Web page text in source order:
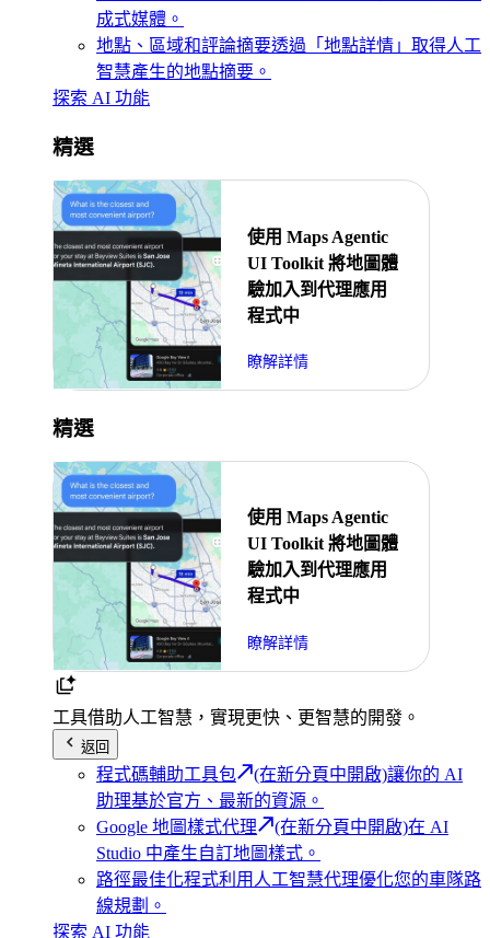
成式媒體。
地點、區域和評論摘要透過「地點詳情」取得人工
智慧產生的地點摘要。
探索 AI 功能
精選
使用 Maps Agentic
UI Toolkit 將地圖體
驗加入到代理應用
程式中
瞭解詳情
精選
使用 Maps Agentic
UI Toolkit 將地圖體
驗加入到代理應用
程式中
瞭解詳情
工具借助人工智慧，實現更快、更智慧的開發。
返回
程式碼輔助工具包 (在新分頁中開啟)讓你的 AI
助理基於官方、最新的資源。
Google 地圖樣式代理
(在新分頁中開啟)在 AI
Studio 中產生自訂地圖樣式。
路徑最佳化程式利用人工智慧代理優化您的車隊路
線規劃。
探索 AI 功能